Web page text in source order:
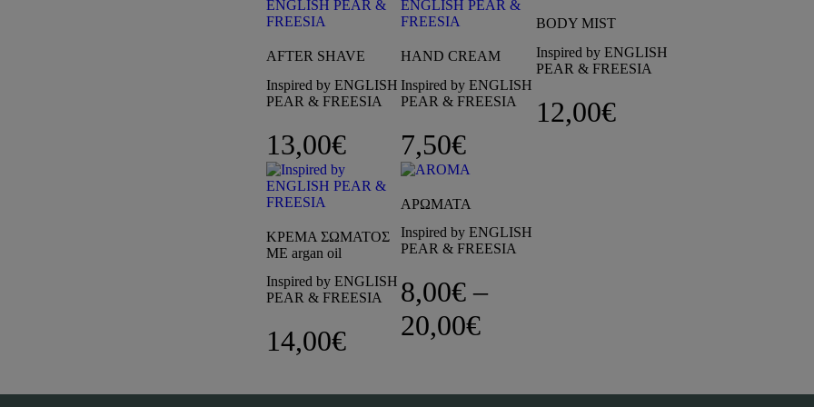
AFTER SHAVE
Inspired by ENGLISH
PEAR & FREESIA
13,00€
HAND CREAM
Inspired by ENGLISH
PEAR & FREESIA
7,50€
BODY MIST
Inspired by ENGLISH
PEAR & FREESIA
12,00€
ΚΡΕΜΑ ΣΩΜΑΤΟΣ
ΜΕ argan oil
Inspired by ENGLISH
PEAR & FREESIA
14,00€
ΑΡΩΜΑΤΑ
Inspired by ENGLISH
PEAR & FREESIA
8,00€ –
20,00€Price range: 8,00€ through